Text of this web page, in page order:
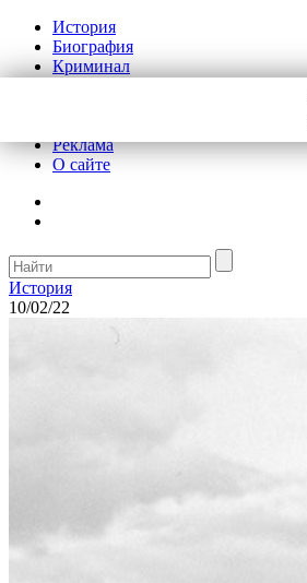
История
Биография
Криминал
Реклама
О сайте
История
10/02/22